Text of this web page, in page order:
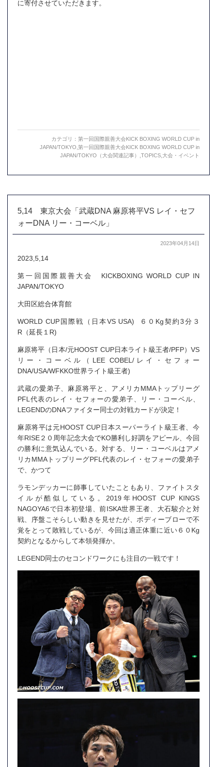
に寄付させていただきます。
カテゴリ： 第一回国際親善大会KICK BOXING WORLD CUP in
JAPAN/TOKYO 第一回国際親善大会KICK BOXING WORLD CUP in
JAPAN/TOKYO（大会関連記事）
TOPICS 大会・イベント
5,14 東京大会「武蔵DNA 麻原将平VS レイ・セフ
ォーDNA リー・コーベル」
2023年04月14日
2023,5,14
第一回国際親善大会 KICKBOXING WORLD CUP IN
JAPAN/TOKYO
大田区総合体育館
WORLD CUP国際戦（日本VS USA) ６０Kg契約3分３
R（延長１R)
麻原将平（日本/元HOOST CUP日本ライト級王者/PFP）VS
リー・コーベル（LEE COBEL/レイ・セフォー
DNA/USA/WFKKO世界ライト級王者)
武蔵の愛弟子、麻原将平と、アメリカMMAトップリーグ
PFL代表のレイ・セフォーの愛弟子、リー・コーベル、
LEGENDのDNAファイター同士の対戦カードが決定！
麻原将平は元HOOST CUP日本スーパーライト級王者、今
年RISE２０周年記念大会でKO勝利し好調をアピール、今回
の勝利に意気込んでいる。対する、リー・コーベルはアメ
リカMMAトップリーグPFL代表のレイ・セフォーの愛弟子
で、かつて
ラモンデッカーに師事していたこともあり、ファイトスタ
イルが酷似している。2019年HOOST CUP KINGS
NAGOYA6で日本初登場、前ISKA世界王者、大石駿介と対
戦、序盤こそらしい動きを見せたが、ボディーブローで不
覚をとって敗戦しているが、今回は適正体重に近い６０Kg
契約となるからして本領発揮か。
LEGEND同士のセコンドワークにも注目の一戦です！